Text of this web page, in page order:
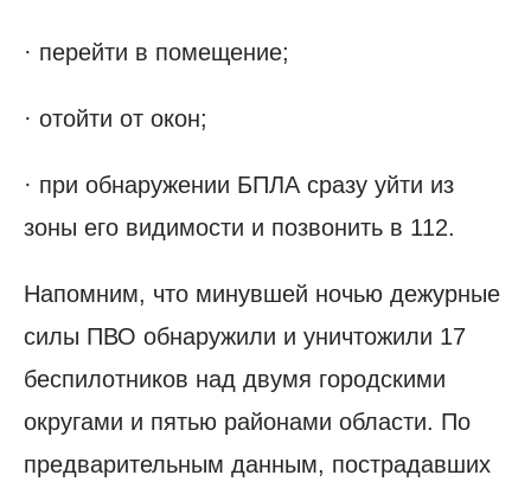
· перейти в помещение;
· отойти от окон;
· при обнаружении БПЛА сразу уйти из
зоны его видимости и позвонить в 112.
Напомним, что минувшей ночью дежурные
силы ПВО обнаружили и уничтожили 17
беспилотников над двумя городскими
округами и пятью районами области. По
предварительным данным, пострадавших